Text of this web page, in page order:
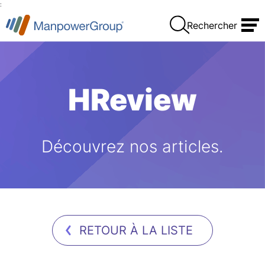
:
Rechercher
HReview
Découvrez nos articles.
RETOUR À LA LISTE